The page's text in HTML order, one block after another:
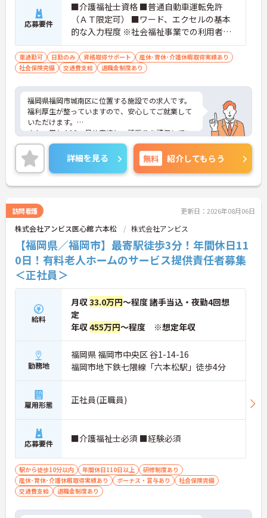
応募要件
■介護福祉士資格 ■普通自動車運転免許
（ＡＴ限定可） ■ワード、エクセルの基本
的な入力程度 ※社会福祉事業での利用者支
援経験 あれば尚可
車通勤可 日勤のみ 資格取得サポート
産休･育休･介護休暇取得実績あり
社会保険完備
交通費支給 退職金制度あり
福岡県福岡市城南区に位置する施設での求人です。
福利厚生が整っていますので、安心してご就業して
いただけます。
また、賞与4.10ヶ月分実績と、頑張りを評価してい
ただけます。
ご興味のある方は、お気軽にお問い合わせくださ
い。
詳細を見る 無料 紹介してもらう
訪問看護 更新日：2026年08月06日
株式会社アンビス医心館 六本松 株式会社アンビス
【福岡県／福岡市】最寄駅徒歩3分！年間休日11
0日！有料老人ホームのサービス提供責任者募集
＜正社員＞
給料
月収33.0万円～程度 諸手当込・夜勤4回想
定
年収455万円～程度 ※想定年収
勤務地
福岡県 福岡市中央区 谷1-14-16
福岡市地下鉄七隈線「六本松駅」徒歩4分
雇用形態 正社員(正職員)
応募要件 ■介護福祉士必須 ■経験必須
駅から徒歩10分以内 年間休日110日以上
研修制度あり
産休･育休･介護休暇取得実績あり
ボーナス・賞与あり
社会保険完備
交通費支給
退職金制度あり